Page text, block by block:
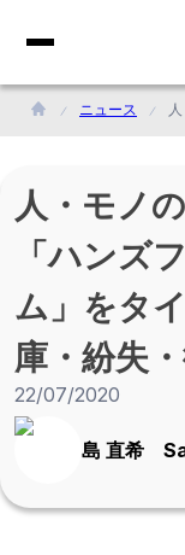
ニュース
人・モノ
「ハンズ
ム」をタ
庫・紛失
22/07/2020
島 直希